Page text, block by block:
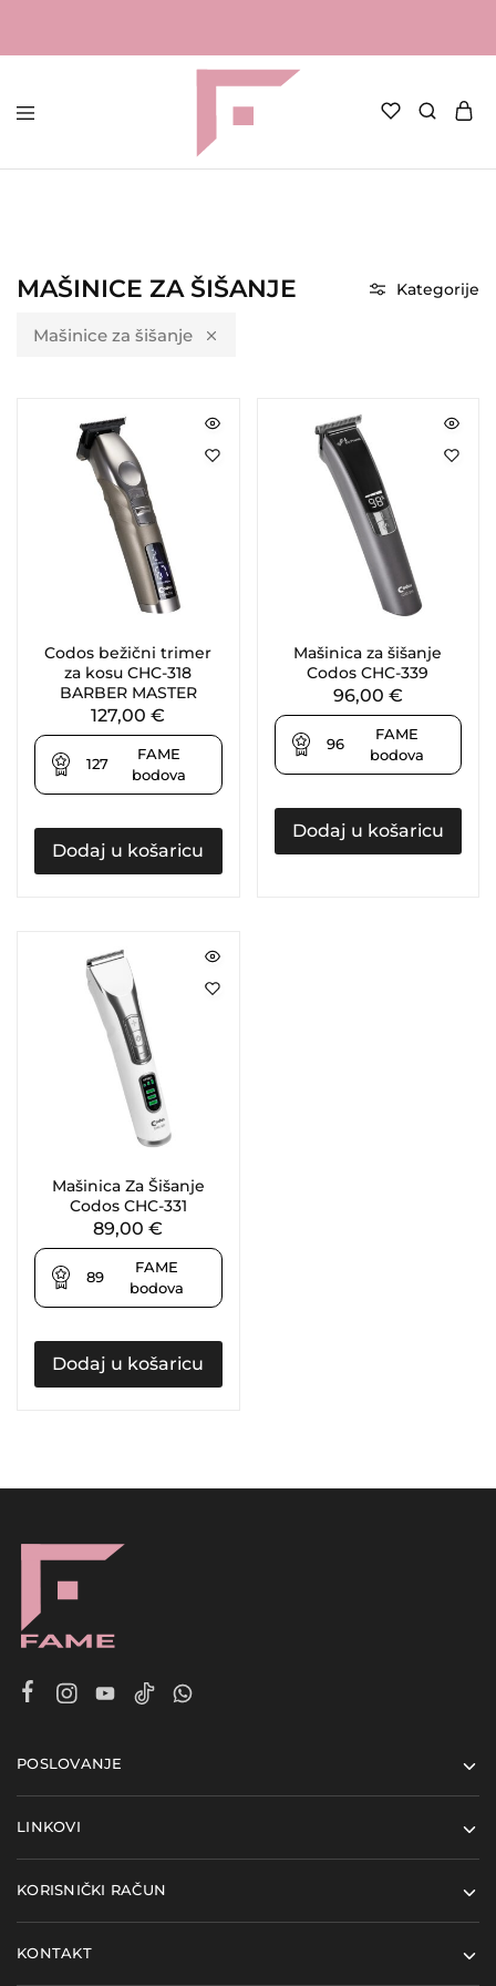
FAME
Profesionalna
MAŠINICE ZA ŠIŠANJE Kategorije
Mašinice za šišanje
Codos bežični trimer
za kosu CHC-318
BARBER MASTER
127,00€
127
FAME
bodova
Dodaj u košaricu
Mašinica za šišanje
Codos CHC-339
96,00 €
96
FAME
bodova
Dodaj u košaricu
Mašinica Za Šišanje
Codos CHC-331
89,00€
89
FAME
bodova
Dodaj u košaricu
POSLOVANJE
LINKOVI
KORISNIČKI RAČUN
KONTAKT